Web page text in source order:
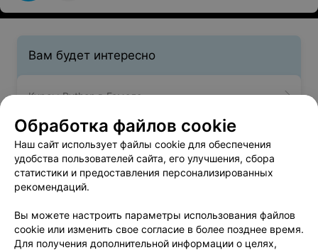
Вам будет интересно
Курсы Python в Гомеле
Курсы ASP.NET в Гомеле
Курсы Javascript в Гомеле
Обработка файлов cookie
Наш сайт использует файлы cookie для обеспечения
удобства пользователей сайта, его улучшения, сбора
статистики и предоставления персонализированных
рекомендаций.
Вы можете настроить параметры использования файлов
cookie или изменить свое согласие в более позднее время.
Для получения дополнительной информации о целях,